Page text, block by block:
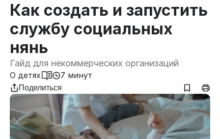
Как создать и запустить
службу социальных
нянь
Гайд для некоммерческих организаций
О детях 7 минут
Поделиться